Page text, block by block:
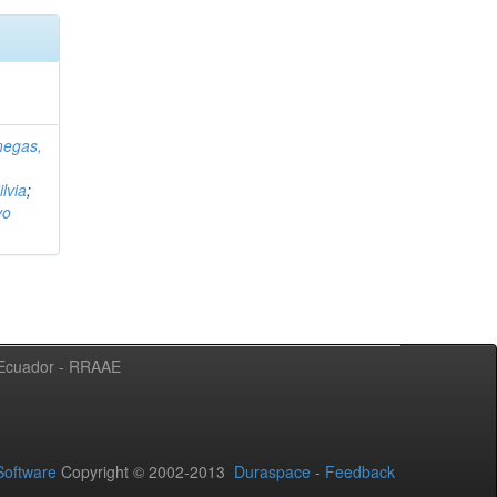
;
- RRAAE
Copyright © 2002-2013 Duraspace - Feedback